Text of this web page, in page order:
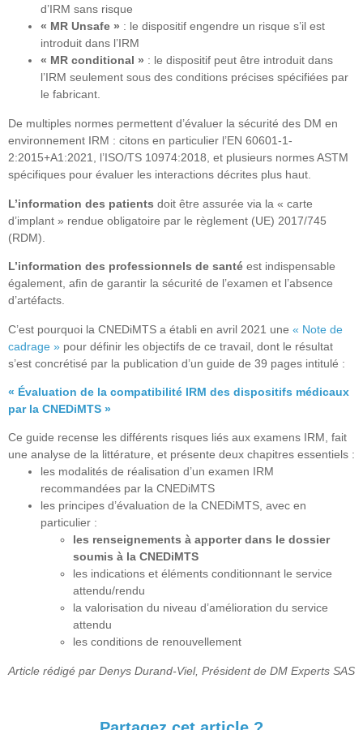
d’IRM sans risque
« MR Unsafe » : le dispositif engendre un risque s’il est
introduit dans l’IRM
« MR conditional » : le dispositif peut être introduit dans
l’IRM seulement sous des conditions précises spécifiées par
le fabricant.
De multiples normes permettent d’évaluer la sécurité des DM en
environnement IRM : citons en particulier l’EN 60601-1-
2:2015+A1:2021, l’ISO/TS 10974:2018, et plusieurs normes ASTM
spécifiques pour évaluer les interactions décrites plus haut.
L’information des patients doit être assurée via la « carte
d’implant » rendue obligatoire par le règlement (UE) 2017/745
(RDM).
L’information des professionnels de santé est indispensable
également, afin de garantir la sécurité de l’examen et l’absence
d’artéfacts.
C’est pourquoi la CNEDiMTS a établi en avril 2021 une « Note de
cadrage » pour définir les objectifs de ce travail, dont le résultat
s’est concrétisé par la publication d’un guide de 39 pages intitulé :
« Évaluation de la compatibilité IRM des dispositifs médicaux
par la CNEDiMTS »
Ce guide recense les différents risques liés aux examens IRM, fait
une analyse de la littérature, et présente deux chapitres essentiels :
les modalités de réalisation d’un examen IRM
recommandées par la CNEDiMTS
les principes d’évaluation de la CNEDiMTS, avec en
particulier :
les renseignements à apporter dans le dossier
soumis à la CNEDiMTS
les indications et éléments conditionnant le service
attendu/rendu
la valorisation du niveau d’amélioration du service
attendu
les conditions de renouvellement
Article rédigé par Denys Durand-Viel, Président de DM Experts SAS